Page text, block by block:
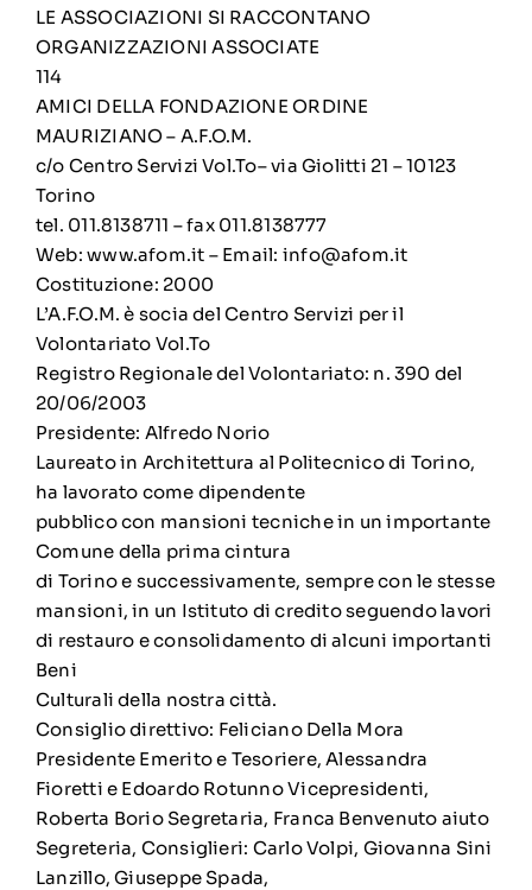
LE ASSOCIAZIONI SI RACCONTANO
ORGANIZZAZIONI ASSOCIATE
114
AMICI DELLA FONDAZIONE ORDINE
MAURIZIANO – A.F.O.M.
c/o Centro Servizi Vol.To– via Giolitti 21 – 10123
Torino
tel. 011.8138711 – fax 011.8138777
Web: www.afom.it – Email: info@afom.it
Costituzione: 2000
L’A.F.O.M. è socia del Centro Servizi per il
Volontariato Vol.To
Registro Regionale del Volontariato: n. 390 del
20/06/2003
Presidente: Alfredo Norio
Laureato in Architettura al Politecnico di Torino,
ha lavorato come dipendente
pubblico con mansioni tecniche in un importante
Comune della prima cintura
di Torino e successivamente, sempre con le stesse
mansioni, in un Istituto di credito seguendo lavori
di restauro e consolidamento di alcuni importanti
Beni
Culturali della nostra città.
Consiglio direttivo: Feliciano Della Mora
Presidente Emerito e Tesoriere, Alessandra
Fioretti e Edoardo Rotunno Vicepresidenti,
Roberta Borio Segretaria, Franca Benvenuto aiuto
Segreteria, Consiglieri: Carlo Volpi, Giovanna Sini
Lanzillo, Giuseppe Spada,